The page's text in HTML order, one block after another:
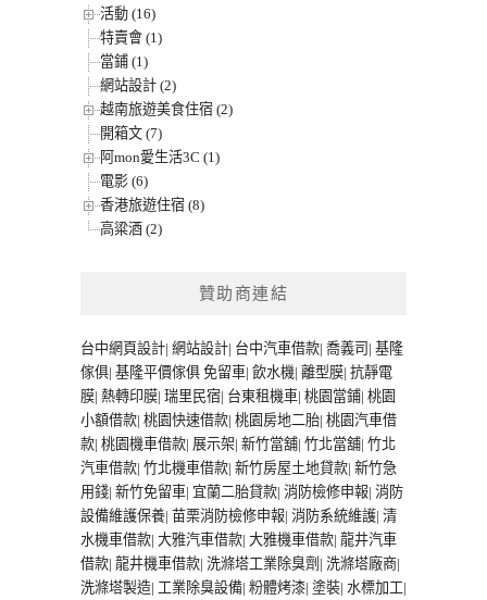
活動 (16)
特賣會 (1)
當鋪 (1)
網站設計 (2)
越南旅遊美食住宿 (2)
開箱文 (7)
阿mon愛生活3C (1)
電影 (6)
香港旅遊住宿 (8)
高粱酒 (2)
贊助商連結
台中網頁設計| 網站設計| 台中汽車借款| 喬義司 | 基隆
傢俱| 基隆平價傢俱 免留車| 飲水機| 離型膜| 抗靜電
膜| 熱轉印膜| 瑞里民宿| 台東租機車| 桃園當鋪| 桃園
小額借款| 桃園快速借款| 桃園房地二胎| 桃園汽車借
款| 桃園機車借款| 展示架| 新竹當舖| 竹北當舖| 竹北
汽車借款| 竹北機車借款| 新竹房屋土地貸款| 新竹急
用錢| 新竹免留車| 宜蘭二胎貸款| 消防檢修申報| 消防
設備維護保養| 苗栗消防檢修申報| 消防系統維護| 清
水機車借款| 大雅汽車借款| 大雅機車借款| 龍井汽車
借款| 龍井機車借款| 洗滌塔工業除臭劑 | 洗滌塔廠商|
洗滌塔製造| 工業除臭設備| 粉體烤漆| 塗裝| 水標加工|